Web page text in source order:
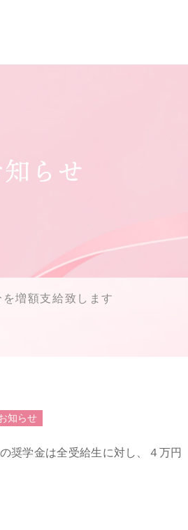
らせ
増額支給致します
知らせ
奨学金は全受給生に対し、４万円